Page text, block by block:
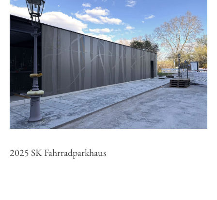
2025 SK Fahrradparkhaus